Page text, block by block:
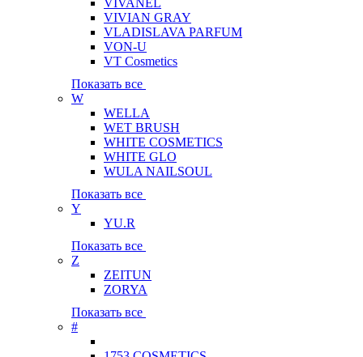
VIVANEL
VIVIAN GRAY
VLADISLAVA PARFUM
VON-U
VT Cosmetics
Показать все
W
WELLA
WET BRUSH
WHITE COSMETICS
WHITE GLO
WULA NAILSOUL
Показать все
Y
YU.R
Показать все
Z
ZEITUN
ZORYA
Показать все
#